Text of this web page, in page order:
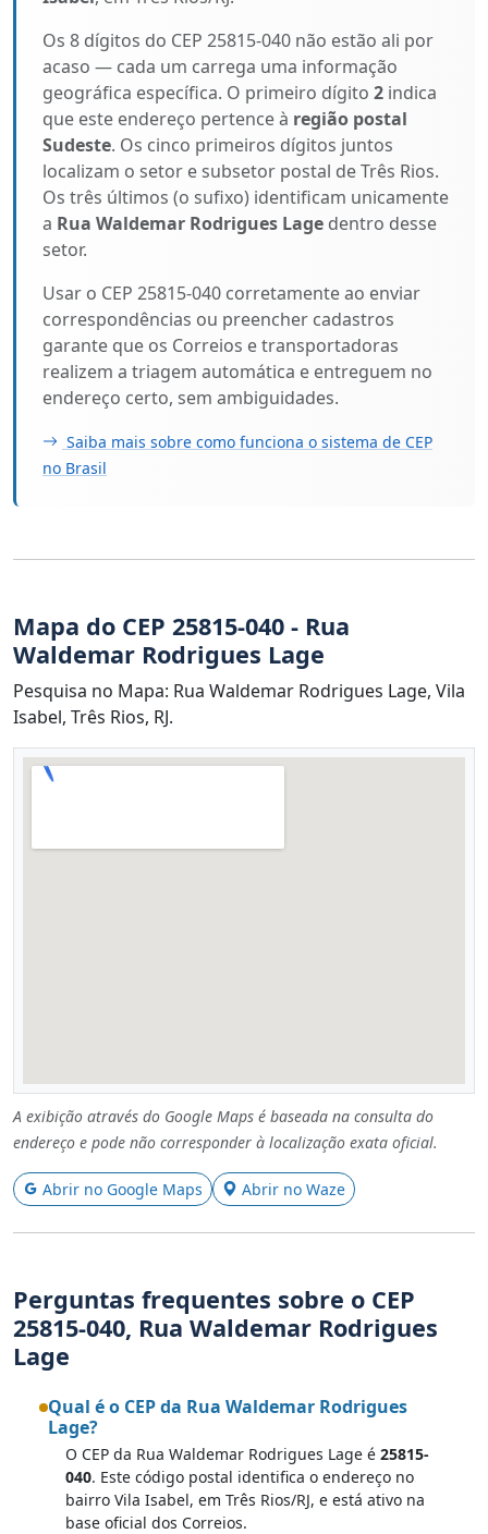
Os 8 dígitos do CEP 25815-040 não estão ali por
acaso — cada um carrega uma informação
geográfica específica. O primeiro dígito 2 indica
que este endereço pertence à região postal
Sudeste. Os cinco primeiros dígitos juntos
localizam o setor e subsetor postal de Três Rios.
Os três últimos (o sufixo) identificam unicamente
a Rua Waldemar Rodrigues Lage dentro desse
setor.
Usar o CEP 25815-040 corretamente ao enviar
correspondências ou preencher cadastros
garante que os Correios e transportadoras
realizem a triagem automática e entreguem no
endereço certo, sem ambiguidades.
Saiba mais sobre como funciona o sistema de CEP
no Brasil
Mapa do CEP 25815-040 - Rua
Waldemar Rodrigues Lage
Pesquisa no Mapa: Rua Waldemar Rodrigues Lage, Vila
Isabel, Três Rios, RJ.
A exibição através do Google Maps é baseada na consulta do
endereço e pode não corresponder à localização exata oficial.
Abrir no Google Maps Abrir no Waze
Perguntas frequentes sobre o CEP
25815-040, Rua Waldemar Rodrigues
Lage
Qual é o CEP da Rua Waldemar Rodrigues
Lage?
O CEP da Rua Waldemar Rodrigues Lage é 25815-
040. Este código postal identifica o endereço no
bairro Vila Isabel, em Três Rios/RJ, e está ativo na
base oficial dos Correios.